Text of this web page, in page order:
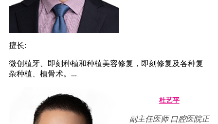
擅长:
微创植牙、即刻种植和种植美容修复，即刻修复及各种复
杂种植、植骨术。...
杜艺平
副主任医师 口腔医院正